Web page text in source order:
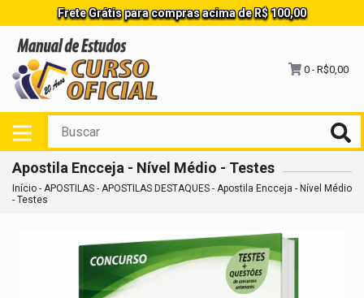
Frete Grátis para compras acima de R$ 100,00
0 - R$0,00
Apostila Encceja - Nível Médio - Testes
Início - APOSTILAS - APOSTILAS DESTAQUES - Apostila Encceja - Nível Médio
- Testes